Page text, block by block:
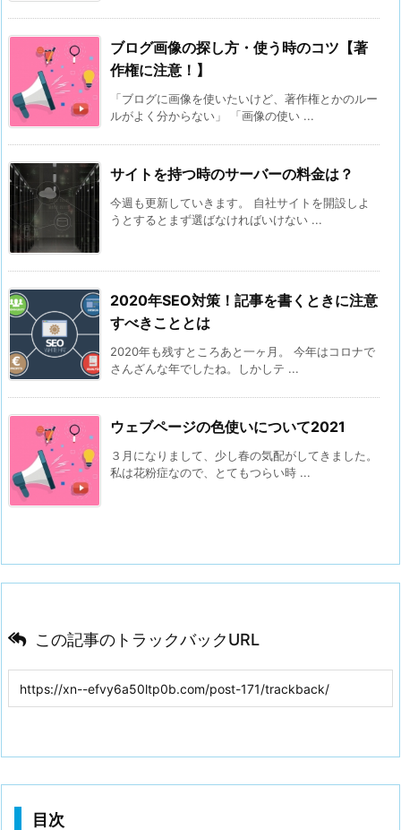
ブログ画像の探し方・使う時のコツ【著
作権に注意！】
「ブログに画像を使いたいけど、著作権とかのルー
ルがよく分からない」 「画像の使い ...
サイトを持つ時のサーバーの料金は？
今週も更新していきます。 自社サイトを開設しよ
うとするとまず選ばなければいけない ...
2020年SEO対策！記事を書くときに注意
すべきこととは
2020年も残すところあと一ヶ月。 今年はコロナで
さんざんな年でしたね。しかしテ ...
ウェブページの色使いについて2021
３月になりまして、少し春の気配がしてきました。
私は花粉症なので、とてもつらい時 ...
この記事のトラックバックURL
目次